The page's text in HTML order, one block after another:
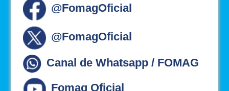
@FomagOficial
@FomagOficial
Canal de Whatsapp / FOMAG
Fomag Oficial